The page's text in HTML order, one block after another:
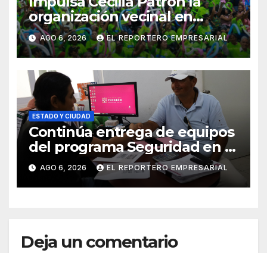
organización vecinal en
Mérida y suma a comités de
vigilancia en la prevención
social del delito
AGO 6, 2026 EL REPORTERO EMPRESARIAL
ESTADO Y CIUDAD
Continúa entrega de equipos
del programa Seguridad en el
Mar
AGO 6, 2026 EL REPORTERO EMPRESARIAL
Deja un comentario